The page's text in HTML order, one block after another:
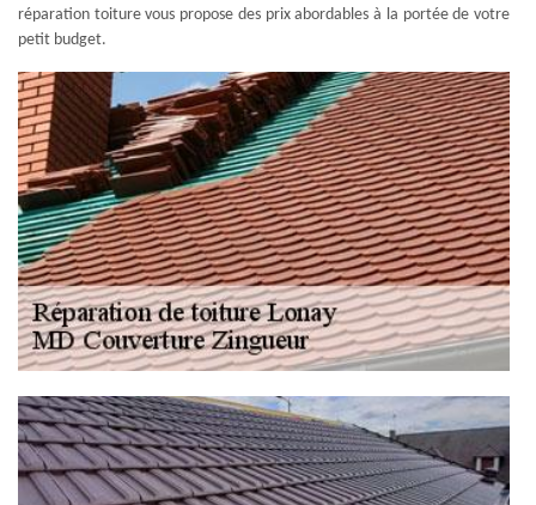
réparation toiture vous propose des prix abordables à la portée de votre
petit budget.